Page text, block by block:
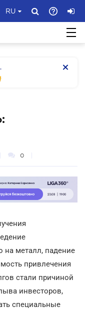
RU
0
на металл, падение
привлечения
стали причиной
инвесторов,
специальные